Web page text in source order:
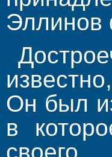
Эллинов
Он был
в